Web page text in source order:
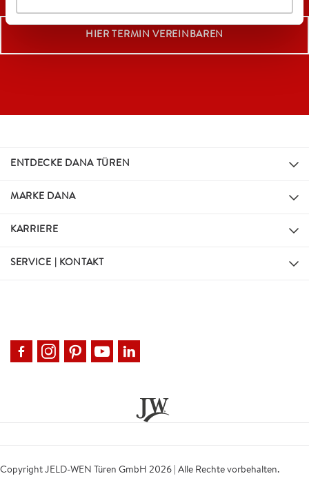
ENTDECKE DANA TÜREN
MARKE DANA
KARRIERE
SERVICE | KONTAKT
HIER TERMIN VEREINBAREN
Copyright JELD-WEN Türen GmbH 2026 | Alle Rechte vorbehalten.